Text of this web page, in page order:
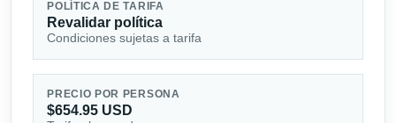
POLÍTICA DE TARIFA
Revalidar política
Condiciones sujetas a tarifa
PRECIO POR PERSONA
$654.95 USD